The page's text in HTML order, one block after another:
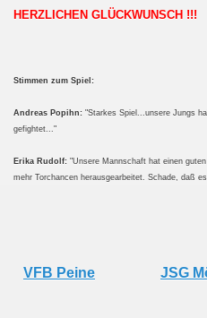
HERZLICHEN GLÜCKWUNSCH !!!
Stimmen zum Spiel:
Andreas Popihn: "Starkes Spiel...unsere Jungs
gefightet..."
Erika Rudolf: "Unsere Mannschaft hat einen
mehr Torchancen herausgearbeitet. Schade, daß
VFB Peine JSG